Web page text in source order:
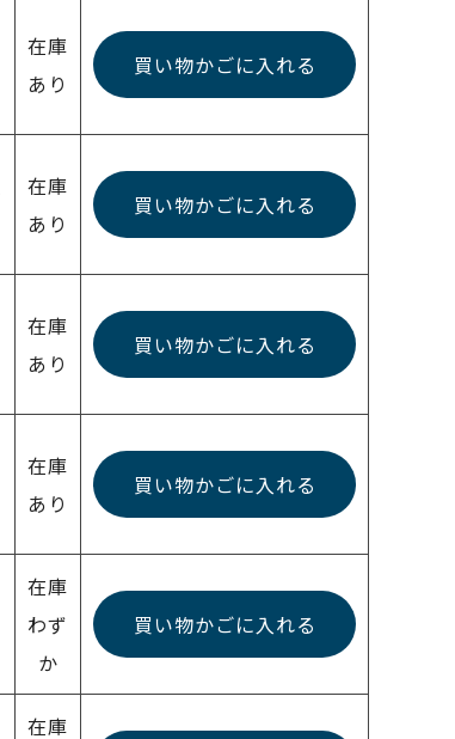
在庫
あり
買い物かごに入れる
在庫
あり
買い物かごに入れる
在庫
あり
買い物かごに入れる
在庫
あり
買い物かごに入れる
在庫
わず
か
買い物かごに入れる
在庫